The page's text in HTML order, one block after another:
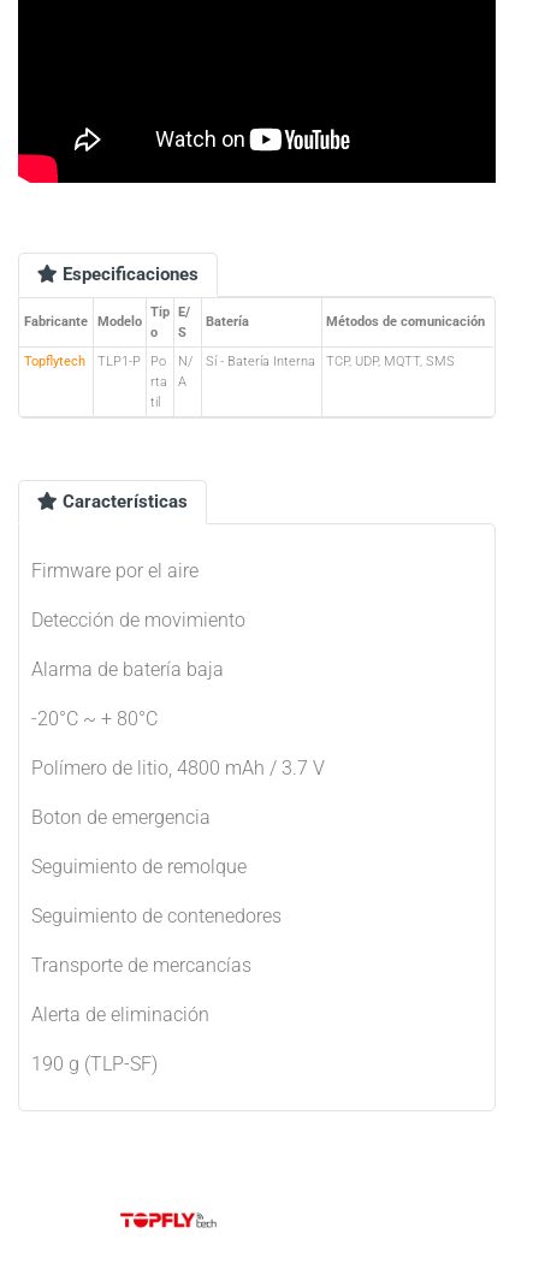
Especificaciones
Fabricante Modelo
Tip
o
E/
S
Batería Métodos de comunicación
Topflytech TLP1-P
Po
rta
til
N/
A
Sí - Batería Interna TCP, UDP, MQTT, SMS
Características
Firmware por el aire
Detección de movimiento
Alarma de batería baja
-20°C ~ + 80°C
Polímero de litio, 4800 mAh / 3.7 V
Boton de emergencia
Seguimiento de remolque
Seguimiento de contenedores
Transporte de mercancías
Alerta de eliminación
190 g (TLP-SF)